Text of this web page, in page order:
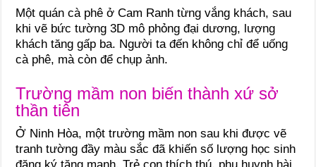
Một quán cà phê ở Cam Ranh từng vắng khách, sau
khi vẽ bức tường 3D mô phỏng đại dương, lượng
khách tăng gấp ba. Người ta đến không chỉ để uống
cà phê, mà còn để chụp ảnh.
Trường mầm non biến thành xứ sở
thần tiên
Ở Ninh Hòa, một trường mầm non sau khi được vẽ
tranh tường đầy màu sắc đã khiến số lượng học sinh